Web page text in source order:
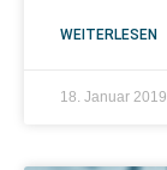
WEITERLESEN
18. Januar 2019